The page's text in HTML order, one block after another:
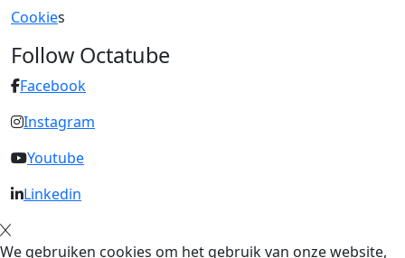
Cookies
Follow Octatube
Facebook
Instagram
Youtube
Linkedin
We gebruiken cookies om het gebruik van onze website,